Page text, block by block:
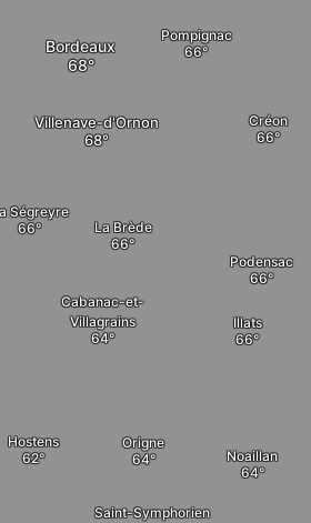
Créon
La Brède
Podensac
Cabanac-et-
Villagrains
Illats
Ségreyre
Villenave-d'Ornon
Pompignac
Bordeaux
Hostens
Noaillan
Saint-Symphorien
Origne